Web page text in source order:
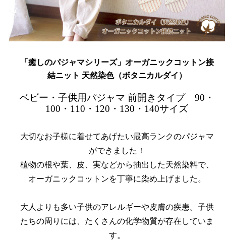
「癒しのパジャマシリーズ」オーガニックコットン接
結ニット 天然染色（ボタニカルダイ）
ベビー・子供用パジャマ 前開きタイプ 90・
100・110・120・130・140サイズ
大切なお子様に着せてあげたい最高ランクのパジャマ
ができました！
植物の根や葉、皮、実などから抽出した天然染料で、
オーガニックコットンを丁寧に染め上げました。
大人よりも多い子供のアレルギーや皮膚の疾患。子供
たちの周りには、たくさんの化学物質が存在していま
す。